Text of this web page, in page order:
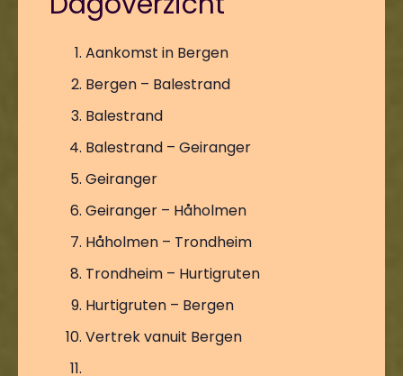
Aankomst in Bergen
Bergen – Balestrand
Balestrand
Balestrand – Geiranger
Geiranger
Geiranger – Håholmen
Håholmen – Trondheim
Trondheim – Hurtigruten
Hurtigruten – Bergen
Vertrek vanuit Bergen